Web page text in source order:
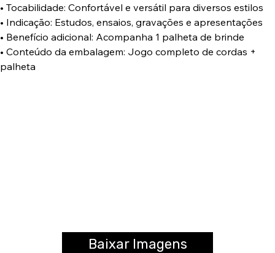
• Tocabilidade: Confortável e versátil para diversos estilos
• Indicação: Estudos, ensaios, gravações e apresentações
• Benefício adicional: Acompanha 1 palheta de brinde
• Conteúdo da embalagem: Jogo completo de cordas +
palheta
Baixar Imagens